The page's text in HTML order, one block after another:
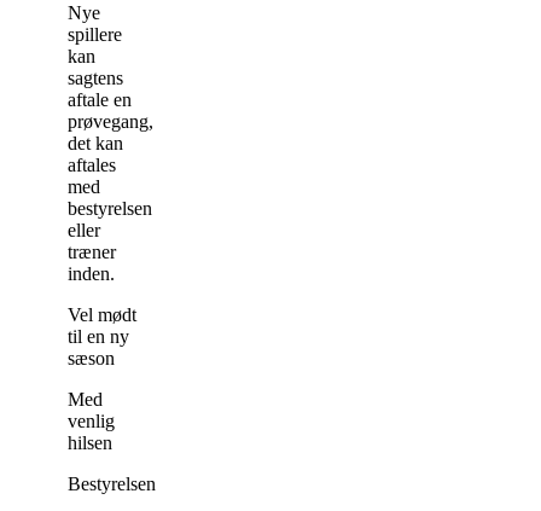
Nye
spillere
kan
sagtens
aftale en
prøvegang,
det kan
aftales
med
bestyrelsen
eller
træner
inden.
Vel mødt
til en ny
sæson
Med
venlig
hilsen
Bestyrelsen